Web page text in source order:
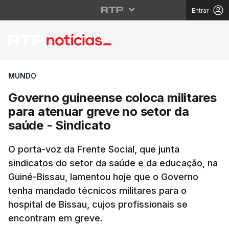
Entrar
Governo guineense
MUNDO
Governo guineense coloca militares
para atenuar greve no setor da
saúde - Sindicato
O porta-voz da Frente Social, que junta
sindicatos do setor da saúde e da educação, na
Guiné-Bissau, lamentou hoje que o Governo
tenha mandado técnicos militares para o
hospital de Bissau, cujos profissionais se
encontram em greve.